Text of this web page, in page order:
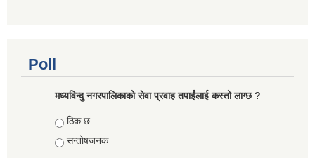
Poll
मध्यविन्दु नगरपालिकाको सेवा प्रवाह तपाईंलाई कस्तो लाग्छ ?
Choices
ठिक छ
सन्तोषजनक